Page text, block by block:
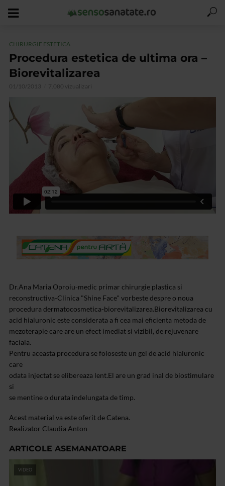
CHIRURGIE ESTETICA
Procedura estetica de ultima ora –
Biorevitalizarea
01/10/2013 7.080 vizualizari
Dr.Ana Maria Oproiu-medic primar chirurgie plastica si
reconstructiva-Clinica "Shine Face" vorbeste despre o noua
procedura dermatocosmetica-biorevitalizarea.Biorevitalizarea cu
acid hialuronic este considerata a fi cea mai eficienta metoda de
mezoterapie care are un efect imediat si vizibil, de rejuvenare
faciala.
Pentru aceasta procedura se foloseste un gel de acid hialuronic
care
odata injectat se elibereaza lent.El are un grad inal de biostimulare
si
se mentine o durata indelungata de timp.
Acest material va este oferit de Catena.
Realizator Claudia Anton
ARTICOLE ASEMANATOARE
VIDEO